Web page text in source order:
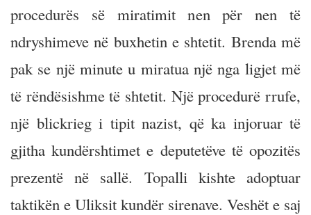
procedurës së miratimit nen për nen të
ndryshimeve në buxhetin e shtetit. Brenda më
pak se një minute u miratua një nga ligjet më
të rëndësishme të shtetit. Një procedurë rrufe,
një blickrieg i tipit nazist, që ka injoruar të
gjitha kundërshtimet e deputetëve të opozitës
prezentë në sallë. Topalli kishte adoptuar
taktikën e Uliksit kundër sirenave. Veshët e saj